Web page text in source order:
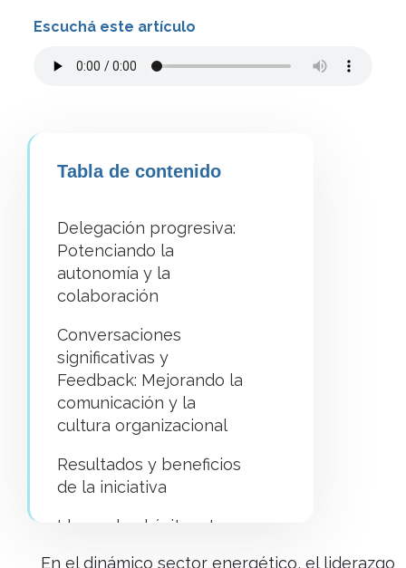
Escuchá este artículo
Tabla de contenido
Delegación progresiva:
Potenciando la
autonomía y la
colaboración
Conversaciones
significativas y
Feedback: Mejorando la
comunicación y la
cultura organizacional
Resultados y beneficios
de la iniciativa
Llevando el éxito a tu
En el dinámico sector energético, el liderazgo